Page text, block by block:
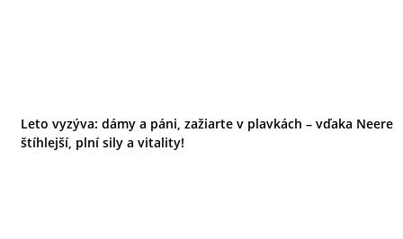
Leto vyzýva: dámy a páni, zažiarte v plavkách – vďaka Neere
štíhlejší, plní sily a vitality!